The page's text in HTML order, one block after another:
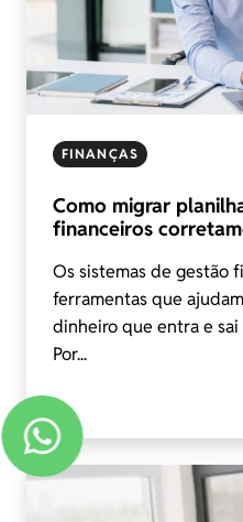
FINANÇAS
Como migrar
financeiros
Os sistemas de gestão
ferramentas que
dinheiro que entra e
Por...